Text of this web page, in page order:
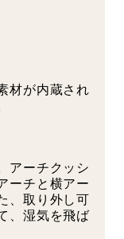
材が内蔵され
アーチクッシ
ーチと横アー
、取り外し可
、湿気を飛ば